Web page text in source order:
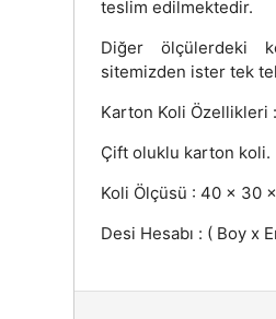
teslim edilmektedir.
Diğer ölçülerdeki
sitemizden ister tek
Karton Koli Özellikleri :
Çift oluklu karton koli.
Koli Ölçüsü : 40 x 30
Desi Hesabı : ( Boy x